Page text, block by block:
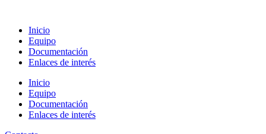
Inicio
Equipo
Documentación
Enlaces de interés
Inicio
Equipo
Documentación
Enlaces de interés